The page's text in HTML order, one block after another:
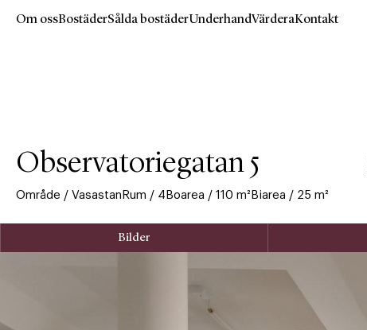
Om ossBostäderSålda bostäderUnderhandVärderaKontakt
Observatoriegatan 5
Område / Vasastan Rum / 4 Boarea / 110 m² Biarea / 25 m²
Bilder